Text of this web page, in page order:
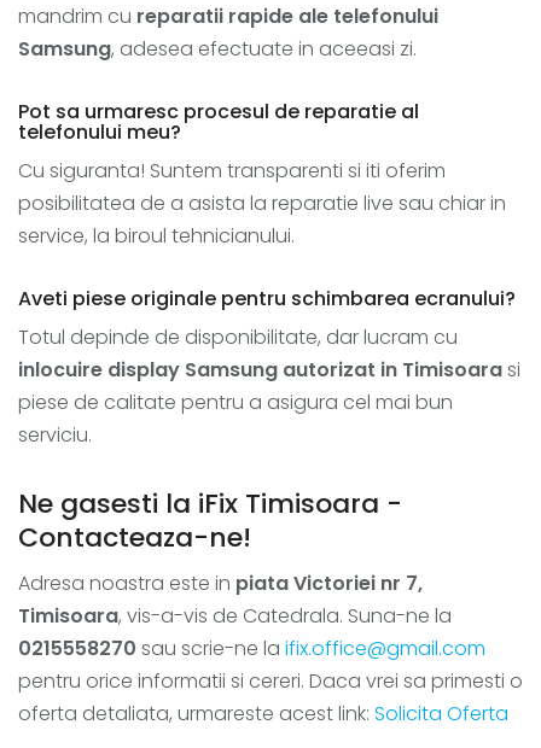
mandrim cu reparatii rapide ale telefonului
Samsung, adesea efectuate in aceeasi zi.
Pot sa urmaresc procesul de reparatie al
telefonului meu?
Cu siguranta! Suntem transparenti si iti oferim
posibilitatea de a asista la reparatie live sau chiar in
service, la biroul tehnicianului.
Aveti piese originale pentru schimbarea ecranului?
Totul depinde de disponibilitate, dar lucram cu
inlocuire display Samsung autorizat in Timisoarasi
piese de calitate pentru a asigura cel mai bun
serviciu.
Ne gasesti la iFix Timisoara -
Contacteaza-ne!
Adresa noastra este in piata Victoriei nr 7,
Timisoara, vis-a-vis de Catedrala. Suna-ne la
0215558270 sau scrie-ne la ifix.office@gmail.com
pentru orice informatii si cereri. Daca vrei sa primesti o
oferta detaliata, urmareste acest link: Solicita Oferta